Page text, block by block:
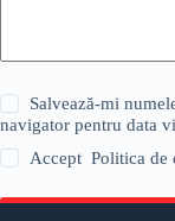
Salvează-mi
navigator pentru data
AcceptPolitica de